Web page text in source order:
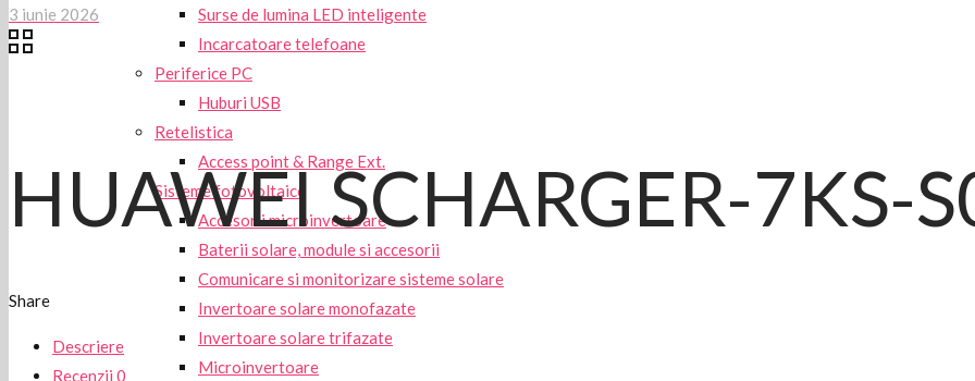
Surse de lumina LED inteligente
Incarcatoare telefoane
Periferice PC
Huburi USB
Retelistica
Access point & Range Ext.
Sisteme fotovoltaice
Accesorii microinvertoare
Baterii solare, module si accesorii
Comunicare si monitorizare sisteme solare
Invertoare solare monofazate
Invertoare solare trifazate
Microinvertoare
3 iunie 2026
HUAWEI SCHARGER-7KS-
Share
Descriere
Recenzii 0